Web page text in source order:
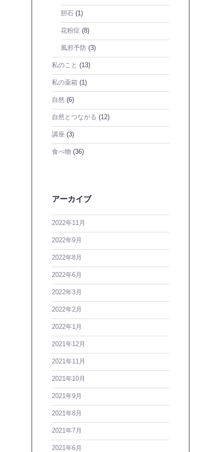
胆石 (1)
花粉症 (8)
風邪予防 (3)
私のこと (13)
私の薬箱 (1)
自然 (6)
自然とつながる (12)
講座 (3)
食べ物 (36)
アーカイブ
2022年11月
2022年9月
2022年8月
2022年6月
2022年3月
2022年2月
2022年1月
2021年12月
2021年11月
2021年10月
2021年9月
2021年8月
2021年7月
2021年6月